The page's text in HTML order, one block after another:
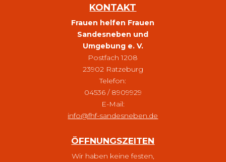
KONTAKT
Frauen helfen Frauen
Sandesneben und
Umgebung e. V.
Postfach 1208
23902 Ratzeburg
Telefon:
04536 / 8909929
E-Mail:
info@fhf-sandesneben.de
ÖFFNUNGSZEITEN
Wir haben keine festen,